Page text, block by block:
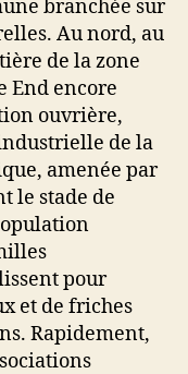
branchée sur
Au nord, au
de la zone
End encore
ouvrière,
de la
amenée par
le stade de
pour
et de friches
Rapidement,